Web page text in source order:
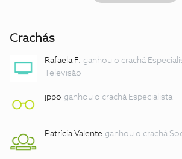
Crachás
Rafaela F. ganhou o crachá
Televisão
jppo ganhou o crachá Especialista
Patrícia Valente ganhou o crachá